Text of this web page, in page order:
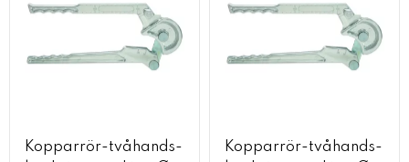
Kopparrör-tvåhands-
Kopparrör-tvåhands-